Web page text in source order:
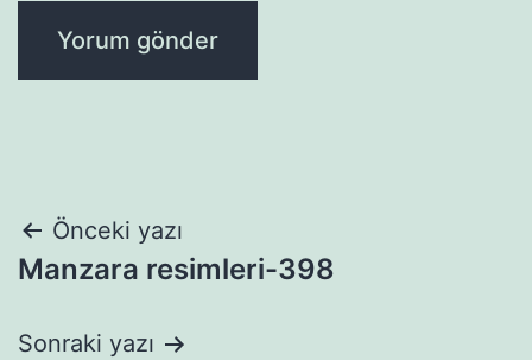
Yazı
gezinmesi
Önceki yazı
Manzara resimleri-398
Sonraki yazı